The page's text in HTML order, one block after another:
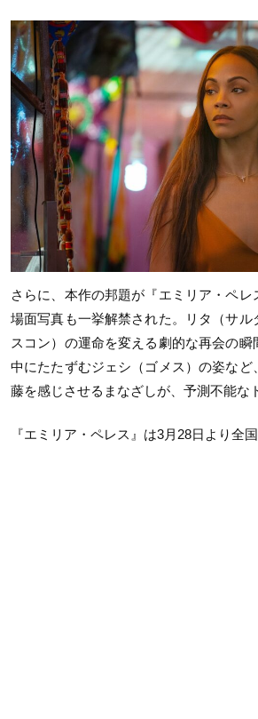
さらに、本作の邦題が『エミリア・ペレ
場面写真も一挙解禁された。リタ（サル
スコン）の運命を変える劇的な再会の
中にたたずむジェシ（ゴメス）の姿など
藤を感じさせるまなざしが、予測不能な
『エミリア・ペレス』は3月28日より全国